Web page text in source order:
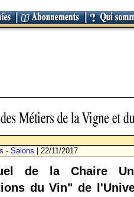
- Salons | 22/11/2017
de la Chaire
du Vin" de